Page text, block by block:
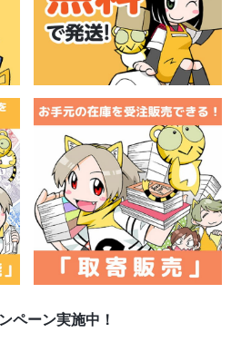
ペーン実施中！